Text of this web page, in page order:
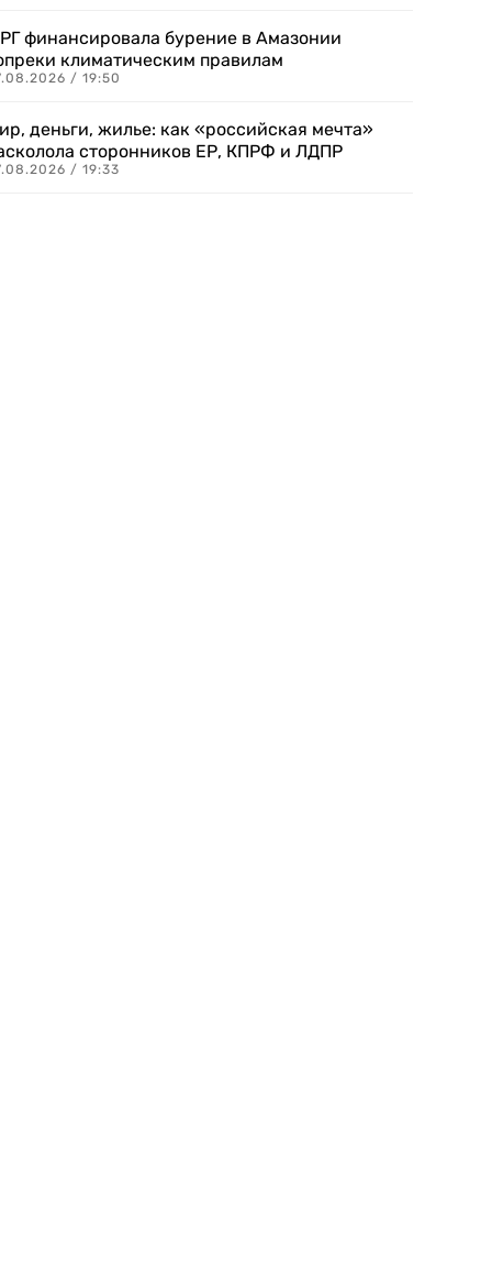
финансировала бурение в Амазонии
климатическим правилам
/ 19:50
деньги, жилье: как «российская мечта»
сторонников ЕР, КПРФ и ЛДПР
/ 19:33